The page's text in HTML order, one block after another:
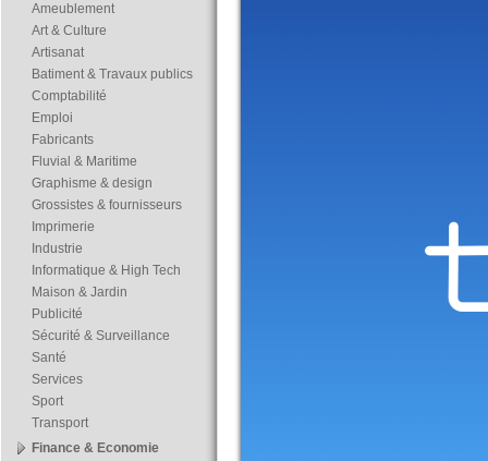
Ameublement
Art & Culture
Artisanat
Batiment & Travaux publics
Comptabilité
Emploi
Fabricants
Fluvial & Maritime
Graphisme & design
Grossistes & fournisseurs
Imprimerie
Industrie
Informatique & High Tech
Maison & Jardin
Publicité
Sécurité & Surveillance
Santé
Services
Sport
Transport
Finance & Economie